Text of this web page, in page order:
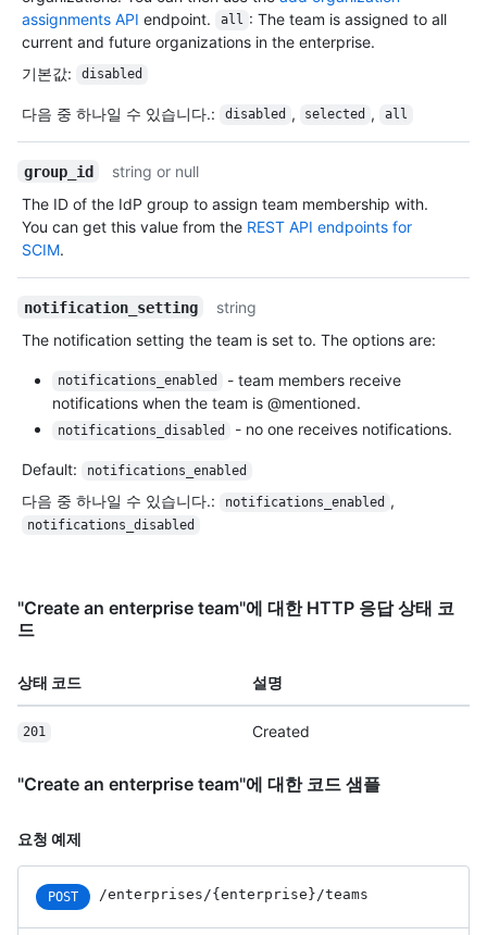
assignments API endpoint. all : The team is assigned to all
current and future organizations in the enterprise.
기본값: disabled
다음 중 하나일 수 있습니다.: disabled , selected , all
group_id
string or null
The ID of the IdP group to assign team membership with.
You can get this value from the REST API endpoints for
SCIM.
notification_setting
string
The notification setting the team is set to. The options are:
notifications_enabled
- team members receive
notifications when the team is @mentioned.
notifications_disabled - no one receives notifications.
Default: notifications_enabled
다음 중 하나일 수 있습니다.: notifications_enabled ,
notifications_disabled
"Create an enterprise team"에 대한 HTTP 응답 상태 코
드
상태 코드 설명
201 Created
"Create an enterprise team"에 대한 코드 샘플
요청 예제
POST /enterprises /{enterprise} /teams